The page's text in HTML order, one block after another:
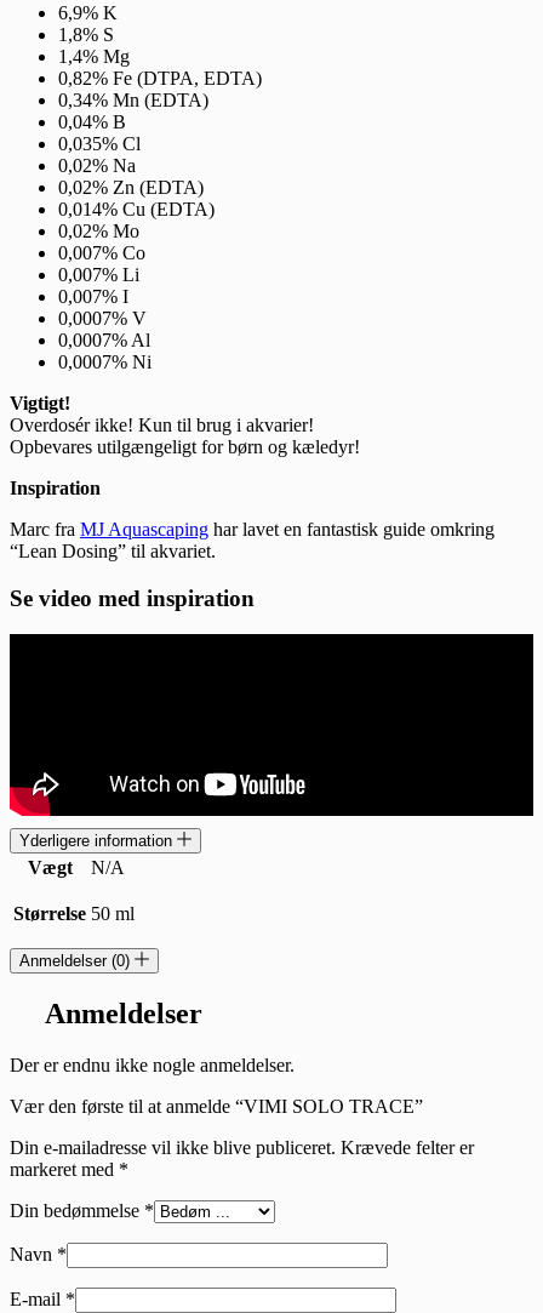
6,9% K
1,8% S
1,4% Mg
0,82% Fe (DTPA, EDTA)
0,34% Mn (EDTA)
0,04% B
0,035% Cl
0,02% Na
0,02% Zn (EDTA)
0,014% Cu (EDTA)
0,02% Mo
0,007% Co
0,007% Li
0,007% I
0,0007% V
0,0007% Al
0,0007% Ni
Vigtigt!
Overdosér ikke! Kun til brug i akvarier!
Opbevares utilgængeligt for børn og kæledyr!
Inspiration
Marc fra MJ Aquascaping har lavet en fantastisk guide omkring
“Lean Dosing” til akvariet.
Se video med inspiration
Yderligere information
Vægt N/A
Størrelse 50 ml
Anmeldelser (0)
Anmeldelser
Der er endnu ikke nogle anmeldelser.
Vær den første til at anmelde “VIMI SOLO TRACE”
Din e-mailadresse vil ikke blive publiceret. Krævede felter er
markeret med *
Din bedømmelse *
Navn *
E-mail *